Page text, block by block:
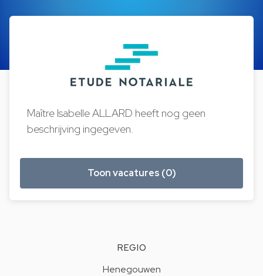
Maître Isabelle ALLARD heeft nog geen
beschrijving ingegeven.
Toon vacatures (0)
REGIO
Henegouwen